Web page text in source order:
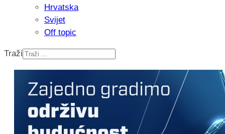
Isprobali smo: Thermostar
Hrvatska
Svijet
Off topic
Traži